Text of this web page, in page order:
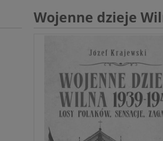
Wojenne dzieje